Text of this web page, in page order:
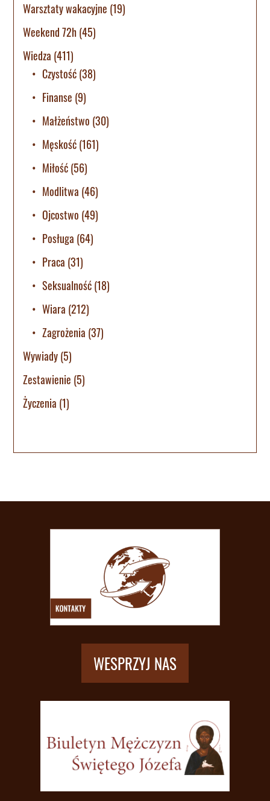
Warsztaty wakacyjne (19)
Weekend 72h(45)
Wiedza (411)
Czystość(38)
Finanse (9)
Małżeństwo (30)
Męskość(161)
Miłość(56)
Modlitwa (46)
Ojcostwo (49)
Posługa (64)
Praca (31)
Seksualność(18)
Wiara (212)
Zagrożenia (37)
Wywiady(5)
Zestawienie (5)
Życzenia (1)
WESPRZYJ NAS